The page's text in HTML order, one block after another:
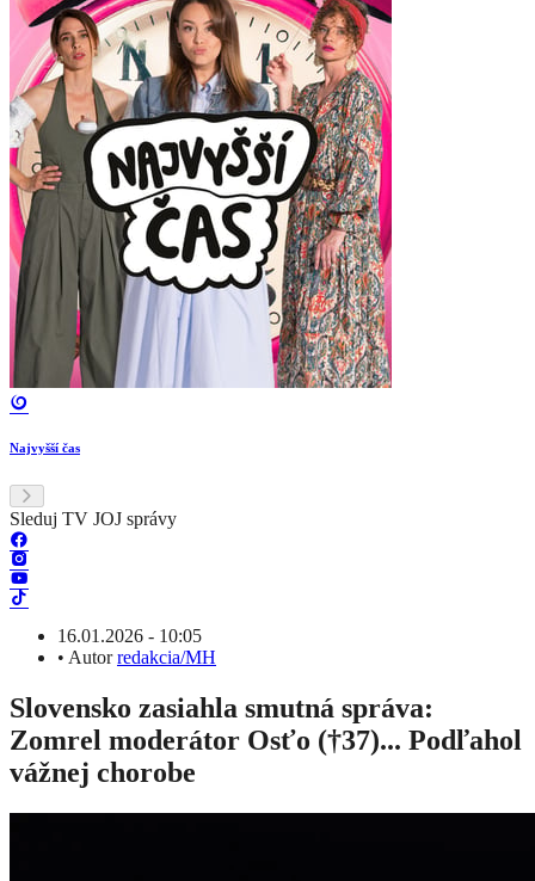
Najvyšší čas
Sleduj TV JOJ správy
16.01.2026 - 10:05
• Autorredakcia/MH
Slovensko zasiahla smutná správa:
Zomrel moderátor Osťo (†37)... Podľahol
vážnej chorobe